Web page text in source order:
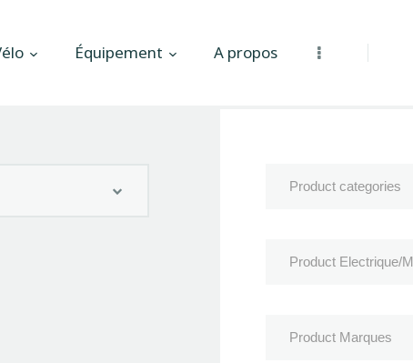
Équipement A propos